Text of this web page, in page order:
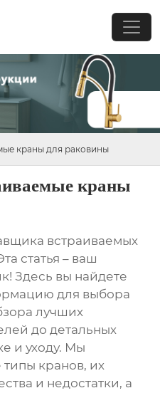
краны для раковины
краны
встраиваемых
статья – ваш
Здесь вы найдете
для выбора
лучших
до детальных
и уходу. Мы
кранов, их
и недостатки, а